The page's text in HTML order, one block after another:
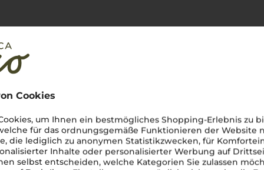
Cookies
um Ihnen ein bestmögliches Shopping-Erlebnis zu
für das ordnungsgemäße Funktionieren der Website
die lediglich zu anonymen Statistikzwecken, für
Inhalte oder personalisierter Werbung auf
selbst entscheiden, welche Kategorien Sie zulassen
keine Belobigungen. Folgende